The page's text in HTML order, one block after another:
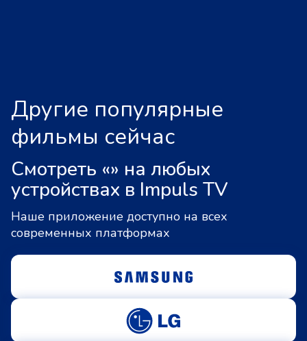
Другие популярные
фильмы сейчас
Смотреть «» на любых
устройствах в Impuls TV
Наше приложение доступно на всех
современных платформах